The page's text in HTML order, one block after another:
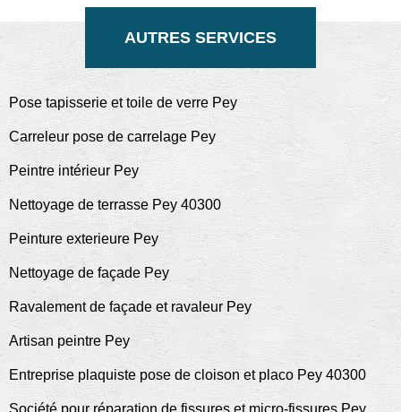
AUTRES SERVICES
Pose tapisserie et toile de verre Pey
Carreleur pose de carrelage Pey
Peintre intérieur Pey
Nettoyage de terrasse Pey 40300
Peinture exterieure Pey
Nettoyage de façade Pey
Ravalement de façade et ravaleur Pey
Artisan peintre Pey
Entreprise plaquiste pose de cloison et placo Pey 40300